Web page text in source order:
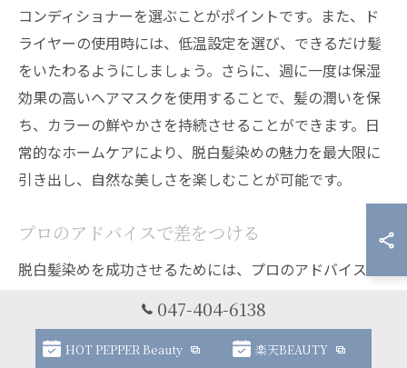
コンディショナーを選ぶことがポイントです。また、ド
ライヤーの使用時には、低温設定を選び、できるだけ髪
をいたわるようにしましょう。さらに、週に一度は保湿
効果の高いヘアマスクを使用することで、髪の潤いを保
ち、カラーの鮮やかさを持続させることができます。日
常的なホームケアにより、脱白髪染めの魅力を最大限に
引き出し、自然な美しさを楽しむことが可能です。
プロのアドバイスで差をつける
脱白髪染めを成功させるためには、プロのアドバイスが
りを維持するためには、髪質やライフスタイルに合わせ
たケア方法を知ることが大切です。例えば、船橋市の美
047-404-6138
HOT PEPPER Beauty 楽天BEAUTY